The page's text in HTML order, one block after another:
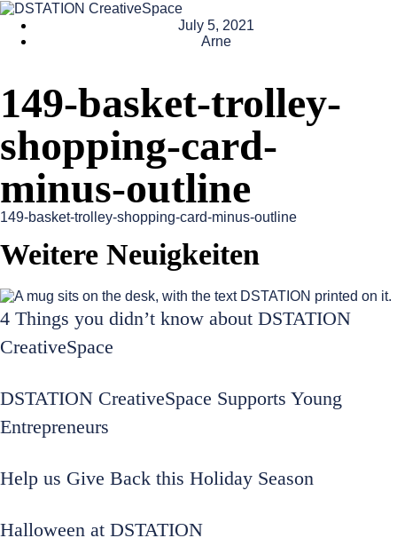
July 5, 2021
Arne
149-basket-trolley-
shopping-card-
minus-outline
149-basket-trolley-shopping-card-minus-outline
Weitere Neuigkeiten
4 Things you didn’t know about DSTATION
CreativeSpace
DSTATION CreativeSpace Supports Young
Entrepreneurs
Help us Give Back this Holiday Season
Halloween at DSTATION